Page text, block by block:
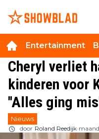
Entertainment
Cheryl verliet
kinderen voor
''Alles ging
Nieuws
door Roland Reedijk